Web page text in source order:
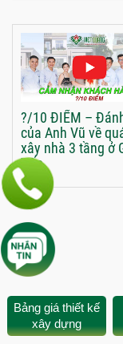
?/10 ĐIỂM –
của Anh Vũ về
xây nhà 3 tầng ở
Vấp
Bảng giá thiết kế
xây dựng